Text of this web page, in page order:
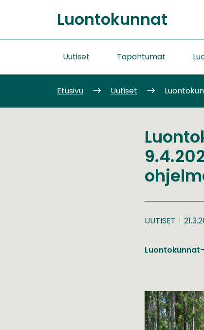
sisältöön
Etusivu
Luontokunnat
Uutiset Tapahtumat
Etusivu
Uutiset
UUTISET